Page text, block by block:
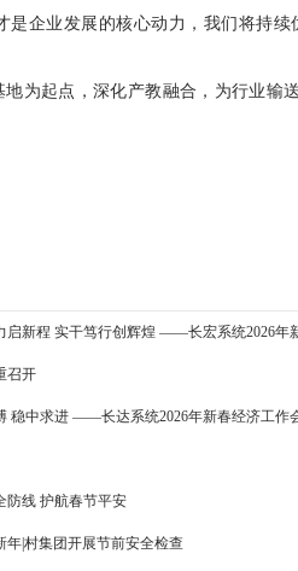
企业发展的核心动力，我们将持续
为起点，深化产教融合，为行业输
启新程 实干笃行创辉煌 ——长宏系统2026年
召开
稳中求进 ——长达系统2026年新春经济工作
防线 护航春节平安
年|村集团开展节前安全检查